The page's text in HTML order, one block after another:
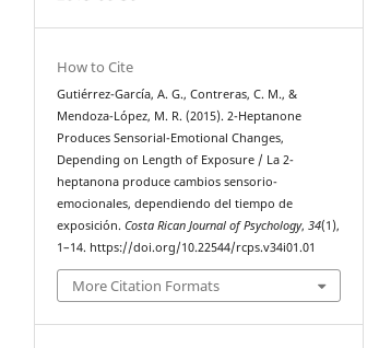
How to Cite
Gutiérrez-García, A. G., Contreras, C. M., &
Mendoza-López, M. R. (2015). 2-Heptanone
Produces Sensorial-Emotional Changes,
Depending on Length of Exposure / La 2-
heptanona produce cambios sensorio-
emocionales, dependiendo del tiempo de
exposición.Costa Rican Journal of Psychology,34(1),
1–14. https://doi.org/10.22544/rcps.v34i01.01
More Citation Formats